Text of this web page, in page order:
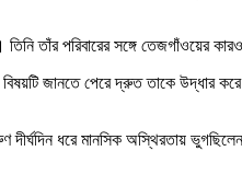
তাঁর পরিবারের সঙ্গে তেজগাঁওয়ের
জানতে পেরে দ্রুত তাকে উদ্ধার করে
ধরে মানসিক অস্থিরতায়